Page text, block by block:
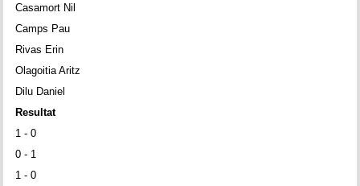
Casamort Nil
Camps Pau
Rivas Erin
Olagoitia Aritz
Dilu Daniel
Resultat
1 - 0
0 - 1
1 - 0